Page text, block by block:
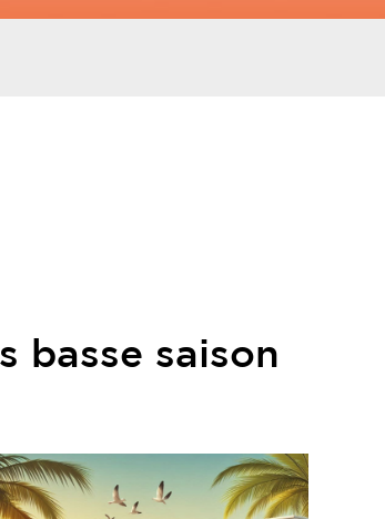
basse saison